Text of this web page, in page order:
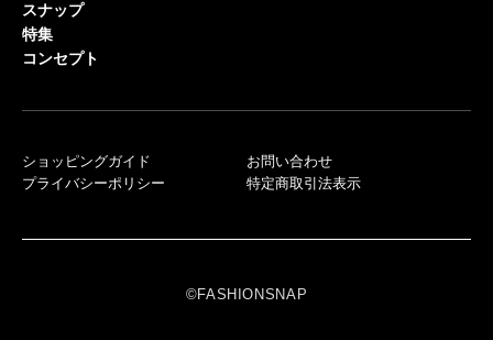
スナップ
特集
コンセプト
ショッピングガイド
プライバシーポリシー
お問い合わせ
特定商取引法表示
©FASHIONSNAP